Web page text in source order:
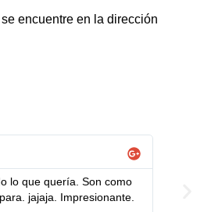
encuentre en la dirección
lo que quería. Son como
jajaja. Impresionante.